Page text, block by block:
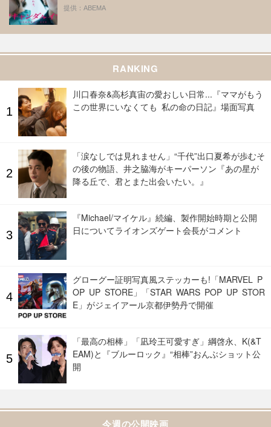
提供：ABEMA
RANKING
川口春奈&高杉真宙の愛おしい日常...『ママがもう
この世界にいなくても 私の命の日記』場面写真
「涙なしでは見れません」“千代”出口夏希が歩むそ
の後の物語、井之脇海がキーパーソン『あの星が
降る丘で、君とまた出会いたい。』
『Michael/マイケル』続編、製作開始時期と公開
日についてライオンズゲート会長がコメント
グローグー証明写真風ステッカーも!「MARVEL P
OP UP STORE」「STAR WARS POP UP STOR
E」がジェイアール京都伊勢丹で開催
「最高の相棒」「凪玲王可愛すぎ」綱啓永、K(&T
EAM)と『ブルーロック』“相棒”おんぶショット公
開
今週の公開映画